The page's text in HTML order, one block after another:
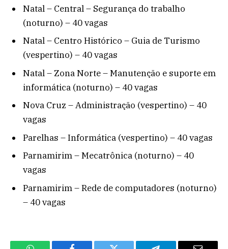
Natal – Central – Segurança do trabalho
(noturno) – 40 vagas
Natal – Centro Histórico – Guia de Turismo
(vespertino) – 40 vagas
Natal – Zona Norte – Manutenção e suporte em
informática (noturno) – 40 vagas
Nova Cruz – Administração (vespertino) – 40
vagas
Parelhas – Informática (vespertino) – 40 vagas
Parnamirim – Mecatrônica (noturno) – 40
vagas
Parnamirim – Rede de computadores (noturno)
– 40 vagas